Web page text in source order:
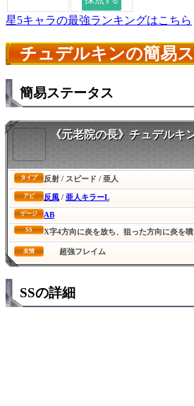
星5キャラの最強ランキングはこちら
チュデルキンの簡易
簡易ステータス
《元老院の長》チュデルキ
タイプ 反射 / スピード / 亜人
アビ 反風 / 亜人キラーL
ゲージ AB
SS X字4方向に炎を放ち、狙った方向に炎を噴
友情 超強フレイム
SSの詳細